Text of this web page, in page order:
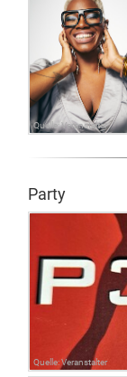
Quelle: Veranstalter
Party
Quelle: Veranstalter